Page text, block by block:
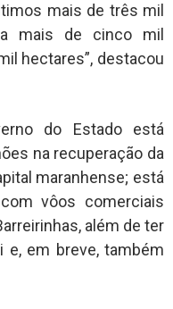
mais de três mil
mais de cinco mil
hectares”, destacou
do Estado está
na recuperação da
maranhense; está
vôos comerciais
além de ter
e, em breve, também